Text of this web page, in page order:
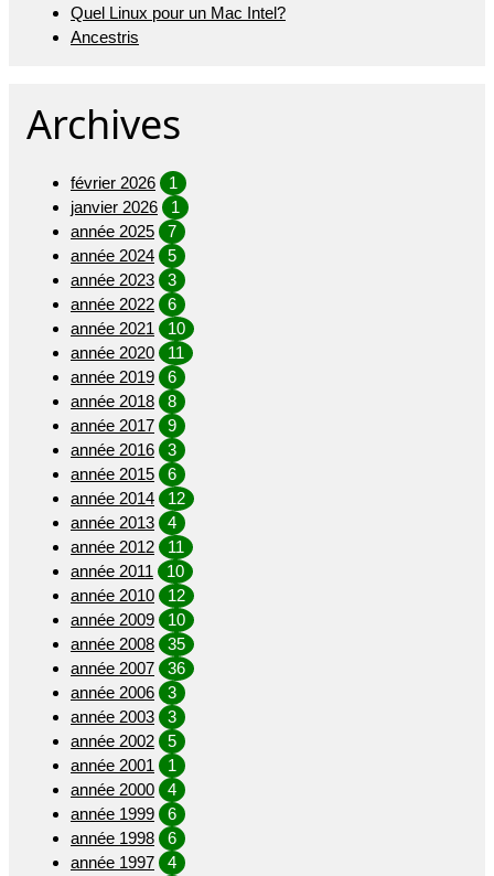
Quel Linux pour un Mac Intel?
Ancestris
Archives
février 2026
1
janvier 2026
1
année 2025
7
année 2024
5
année 2023
3
année 2022
6
année 2021
10
année 2020
11
année 2019
6
année 2018
8
année 2017
9
année 2016
3
année 2015
6
année 2014
12
année 2013
4
année 2012
11
année 2011
10
année 2010
12
année 2009
10
année 2008
35
année 2007
36
année 2006
3
année 2003
3
année 2002
5
année 2001
1
année 2000
4
année 1999
6
année 1998
6
année 1997
4